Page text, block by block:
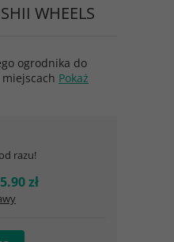
WHEELS
ogrodnika do
Pokaż
razu!
zł